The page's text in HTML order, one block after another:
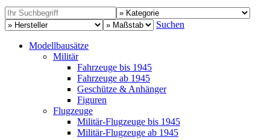
Suchen
Modellbausätze
Militär
Fahrzeuge bis 1945
Fahrzeuge ab 1945
Geschütze & Anhänger
Figuren
Flugzeuge
Militär-Flugzeuge bis 1945
Militär-Flugzeuge ab 1945